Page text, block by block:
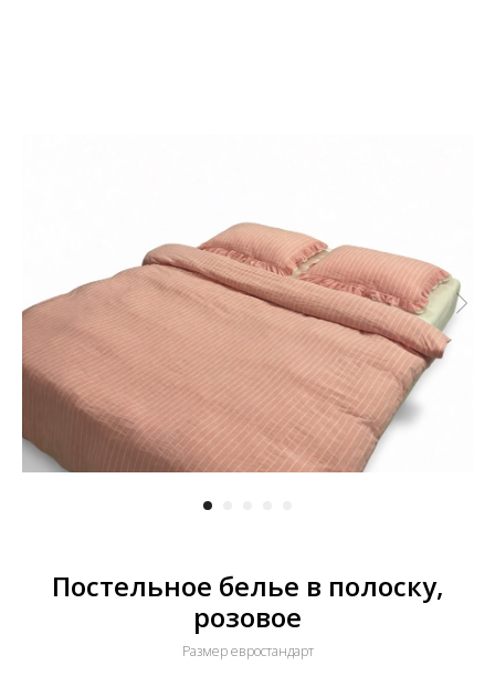
Постельное белье в полоску,
розовое
Размер евростандарт